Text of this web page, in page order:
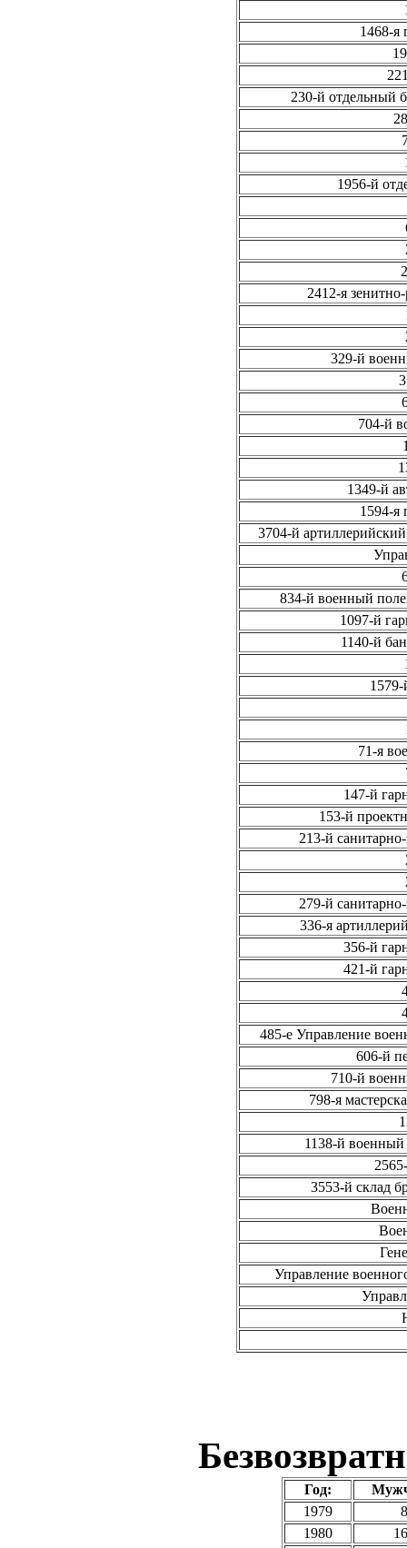
1468-я
230-й отдельный
1956-й
2412-я
329-й
704-й
1349-й
1594-я
3704-й
834-й военный
1097-й
1140-й
71-я
147-й
153-й
213-й
279-й
336-я
356-й
421-й
485-е Управление
606-й
710-й
798-я
1138-й
3553-й склад
Управление
Год:
1979
1980